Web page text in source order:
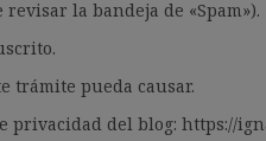
la bandeja de «Spam»).
trámite pueda causar.
privacidad del blog: https://